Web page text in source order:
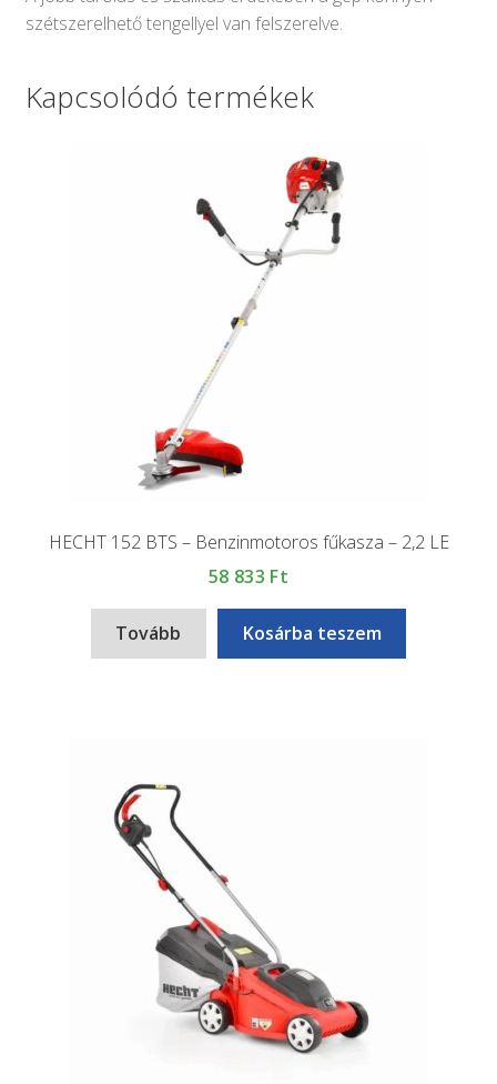
szétszerelhető tengellyel van felszerelve.
Kapcsolódó termékek
HECHT 152 BTS – Benzinmotoros fűkasza – 2,2 LE
58 833 Ft
Tovább Kosárba teszem